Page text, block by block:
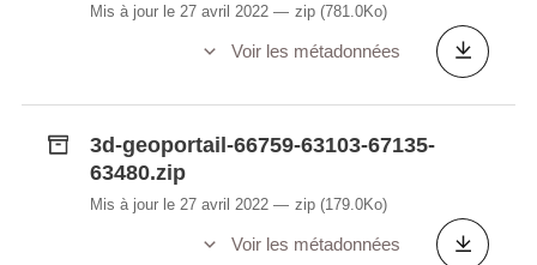
Mis à jour le 27 avril 2022 zip (781.0Ko)
Voir les métadonnées
3d-geoportail-66759-63103-67135-
63480.zip
Mis à jour le 27 avril 2022 zip (179.0Ko)
Voir les métadonnées